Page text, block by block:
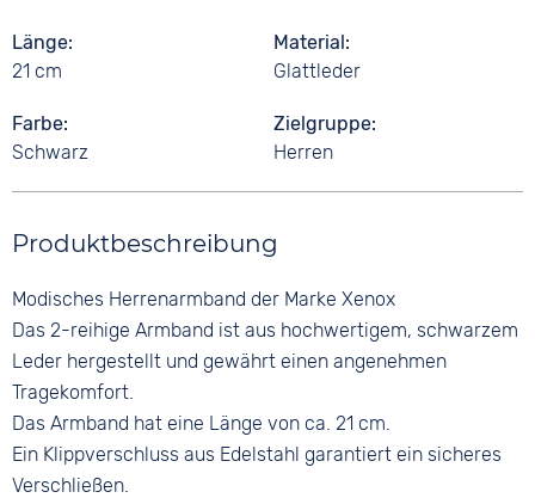
Länge
21 cm
Material
Glattleder
Farbe
Schwarz
Zielgruppe
Herren
Produktbeschreibung
Modisches Herrenarmband der Marke Xenox
Das 2-reihige Armband ist aus hochwertigem, schwarzem
Leder hergestellt und gewährt einen angenehmen
Tragekomfort.
Das Armband hat eine Länge von ca. 21 cm.
Ein Klippverschluss aus Edelstahl garantiert ein sicheres
Verschließen.